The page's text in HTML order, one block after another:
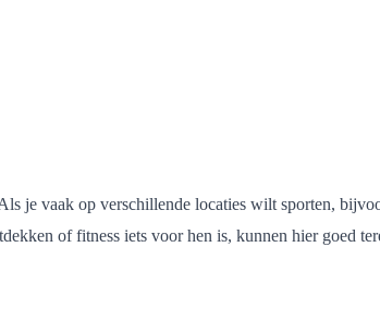
je vaak op verschillende locaties wilt sporten,
of fitness iets voor hen is, kunnen hier goed